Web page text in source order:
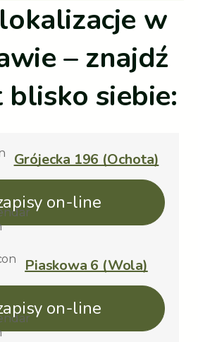
w
– znajdź
siebie:
Grójecka 196 (Ochota)
on-line
Piaskowa 6 (Wola)
on-line